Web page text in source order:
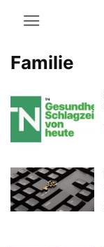
Familie